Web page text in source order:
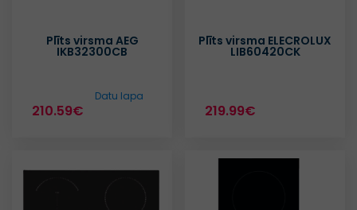
Plīts virsma AEG
IKB32300CB
210.59€
Datu lapa
Plīts virsma ELECROLUX
LIB60420CK
219.99€